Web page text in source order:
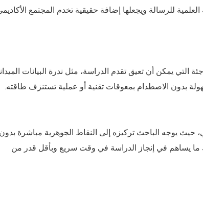
للرسالة ويجعلها إضافة حقيقية تخدم المجتمع
يمكن أن تعيق تقدم الدراسة، مثل ندرة البيانات
بدون الاصطدام بمعوقات تقنية أو عملية تستنزف طاقته.
يوجه الباحث تركيزه إلى النقاط الجوهرية مباشرة بدون
ما يساهم في إنجاز الدراسة في وقت سريع وبأقل قدر من